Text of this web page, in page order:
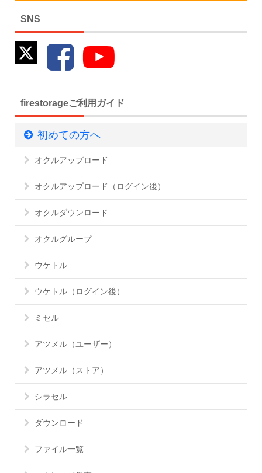
SNS
firestorageご利用ガイド
初めての方へ
オクルアップロード
オクルアップロード（ログイン後）
オクルダウンロード
オクルグループ
ウケトル
ウケトル（ログイン後）
ミセル
アツメル（ユーザー）
アツメル（ストア）
シラセル
ダウンロード
ファイル一覧